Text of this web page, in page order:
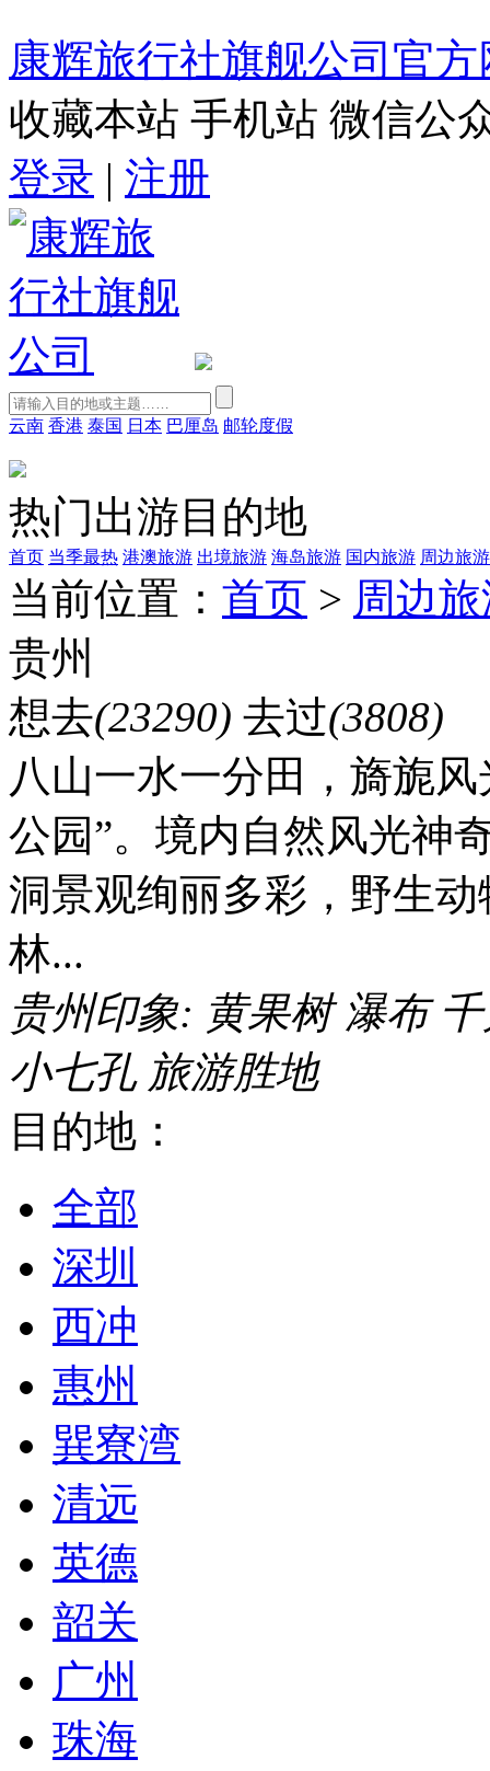
康辉旅行社旗舰公司官方
收藏本站 手机站 微信公
登录 | 注册
云南 香港 泰国 日本 巴厘岛 邮轮度假
热门出游目的地
首页 当季最热 港澳旅游 出境旅游 海岛旅游 国内旅游 周边旅游
当前位置： 首页 > 周边
贵州
想去(23290) 去过(3808)
八山一水一分田，旖旎
公园”。境内自然风光神
洞景观绚丽多彩，野生
林...
贵州印象: 黄果树 瀑布
小七孔 旅游胜地
目的地：
全部
深圳
西冲
惠州
巽寮湾
清远
英德
韶关
广州
珠海